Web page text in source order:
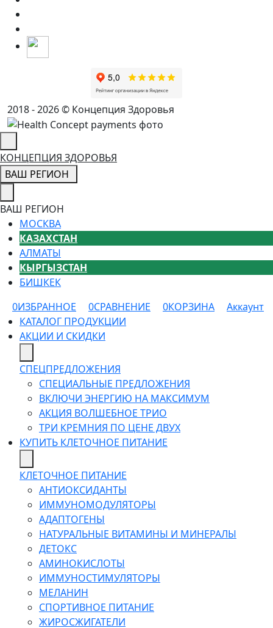
2018 - 2026 © Концепция Здоровья
КОНЦЕПЦИЯ ЗДОРОВЬЯ
ВАШ РЕГИОН
ВАШ РЕГИОН
МОСКВА
КАЗАХСТАН
АЛМАТЫ
КЫРГЫЗСТАН
БИШКЕК
0ИЗБРАННОЕ 0СРАВНЕНИЕ 0КОРЗИНА
Аккаунт
КАТАЛОГ ПРОДУКЦИИ
АКЦИИ И СКИДКИ
СПЕЦПРЕДЛОЖЕНИЯ
СПЕЦИАЛЬНЫЕ ПРЕДЛОЖЕНИЯ
ВКЛЮЧИ ЭНЕРГИЮ НА МАКСИМУМ
АКЦИЯ ВОЛШЕБНОЕ ТРИО
ТРИ КРЕМНИЯ ПО ЦЕНЕ ДВУХ
КУПИТЬ КЛЕТОЧНОЕ ПИТАНИЕ
КЛЕТОЧНОЕ ПИТАНИЕ
АНТИОКСИДАНТЫ
ИММУНОМОДУЛЯТОРЫ
АДАПТОГЕНЫ
НАТУРАЛЬНЫЕ ВИТАМИНЫ И МИНЕРАЛЫ
ДЕТОКС
АМИНОКИСЛОТЫ
ИММУНОСТИМУЛЯТОРЫ
МЕЛАНИН
СПОРТИВНОЕ ПИТАНИЕ
ЖИРОСЖИГАТЕЛИ